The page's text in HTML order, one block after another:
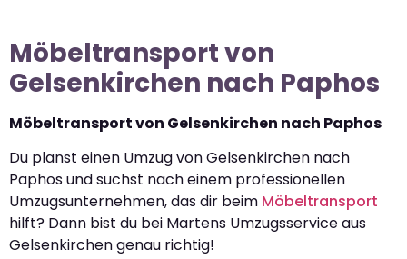
Möbeltransport von
Gelsenkirchen nach Paphos
Möbeltransport von Gelsenkirchen nach Paphos
Du planst einen Umzug von Gelsenkirchen nach
Paphos und suchst nach einem professionellen
Umzugsunternehmen, das dir beim Möbeltransport
hilft? Dann bist du bei Martens Umzugsservice aus
Gelsenkirchen genau richtig!